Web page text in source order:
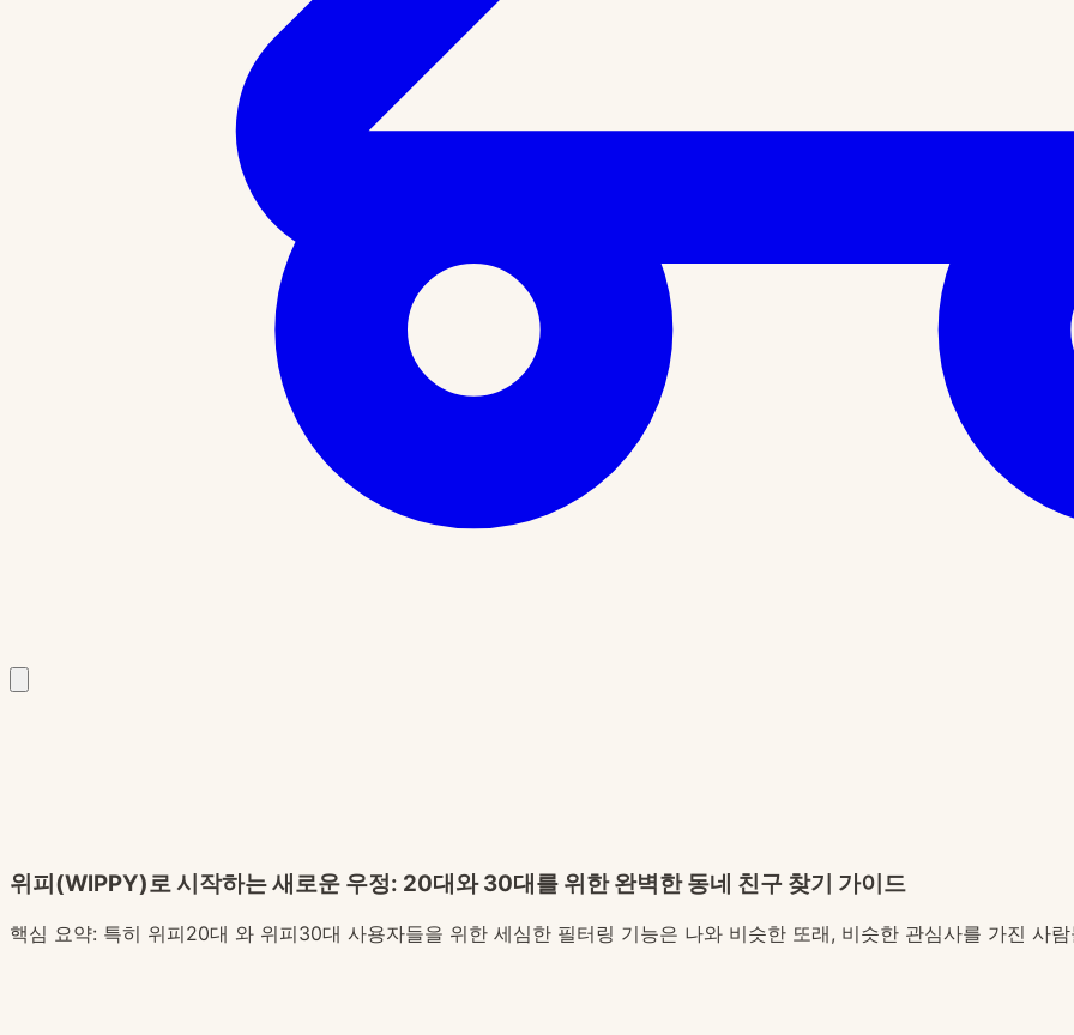
위피(WIPPY)로 시작하는 새로운 우정: 20대와 30대를 위한 완벽한 동네 친구 찾기 가이드
핵심 요약: 특히 위피20대 와 위피30대 사용자들을 위한 세심한 필터링 기능은 나와 비슷한 또래, 비슷한 관심사를 가진 사